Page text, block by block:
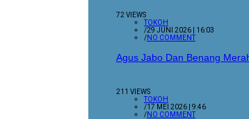
72 VIEWS
TOKOH
/29 JUNI 2026 | 16:03
/NO COMMENT
Agus Jabo Dan Benang
211 VIEWS
TOKOH
/17 MEI 2026 | 9:46
/NO COMMENT